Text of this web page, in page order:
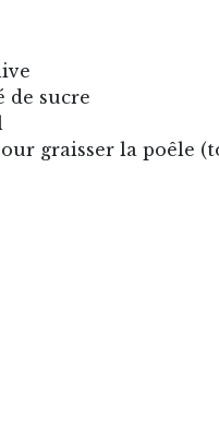
de sucre
graisser la poêle